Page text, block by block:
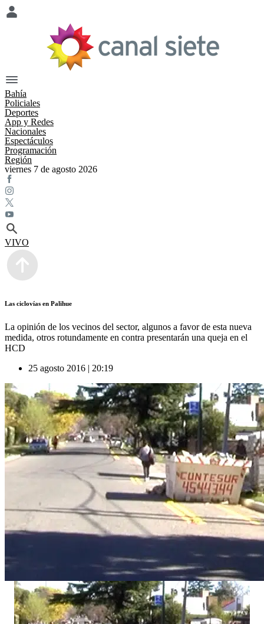
Bahía
Policiales
Deportes
App y Redes
Nacionales
Espectáculos
Programación
Región
viernes 7 de agosto 2026
VIVO
Las ciclovías en Palihue
La opinión de los vecinos del sector, algunos a favor de esta nueva
medida, otros rotundamente en contra presentarán una queja en el
HCD
25 agosto 2016 | 20:19